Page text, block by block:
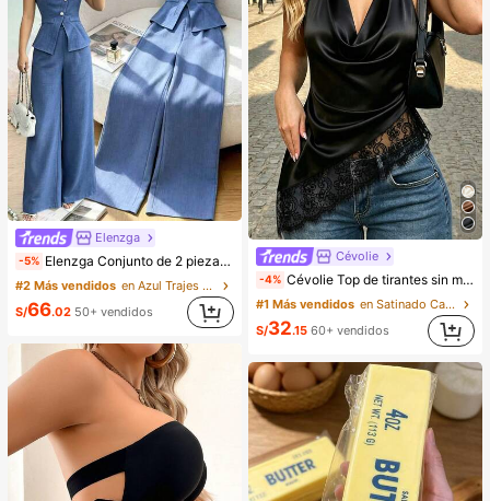
Elenzga
-5% Elenzga Conjunto de 2 piezas de blusa y pantalones de pierna ancha para mujer, elegante para fiestas de verano, cuello redondo con cuello oblicuo, botones de perlas, sin mangas, cintura ceñida, bajo con abertura y bolsillos falsos, color azul
#2 Más vendidos
en Azul Trajes de dos piezas para mujer
S/66.02 50+ vendidos
Cévolie
-4% Cévolie Top de tirantes sin mangas con cuello drapeado tipo cowl, ajuste ceñido, sexy, con fruncidos, ribete de encaje, patchwork y espalda descubierta para fiesta
#1 Más vendidos
en Satinado Camisetas sin mangas y camisetas sin m
S/32.15 60+ vendidos